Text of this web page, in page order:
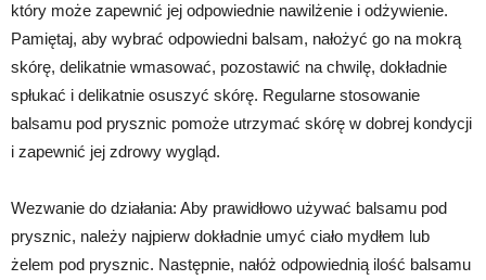
który może zapewnić jej odpowiednie nawilżenie i odżywienie.
Pamiętaj, aby wybrać odpowiedni balsam, nałożyć go na mokrą
skórę, delikatnie wmasować, pozostawić na chwilę, dokładnie
spłukać i delikatnie osuszyć skórę. Regularne stosowanie
balsamu pod prysznic pomoże utrzymać skórę w dobrej kondycji
i zapewnić jej zdrowy wygląd.
Wezwanie do działania: Aby prawidłowo używać balsamu pod
prysznic, należy najpierw dokładnie umyć ciało mydłem lub
żelem pod prysznic. Następnie, nałóż odpowiednią ilość balsamu